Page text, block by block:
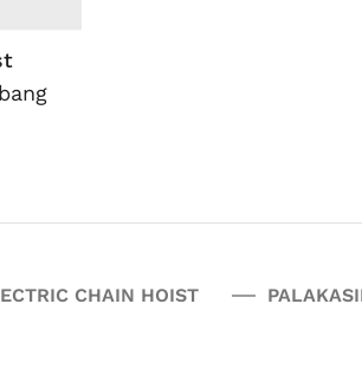
CHAIN HOIST